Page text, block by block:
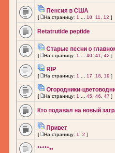
Пенсия в США
[ На страницу: 1 10 11 12 ]
Retatrutide peptide
Старые песни о
[ На страницу: 1 40 41 42 ]
RIP
[ На страницу: 1 17 18 19 ]
Огородники-
[ На страницу: 1 45 46 47 ]
Кто подавал на новый
Привет
[ На страницу: 1 2 ]
*****••